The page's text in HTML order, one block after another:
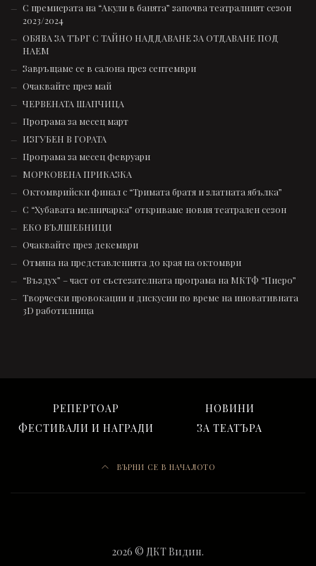
С премиерата на “Акули в банята” започва театралният сезон
2023/2024
ОБЯВА ЗА ТЪРГ С ТАЙНО НАДДАВАНЕ ЗА ОТДАВАНЕ ПОД
НАЕМ
Завръщаме се в салона през септември
Очаквайте през май
ЧЕРВЕНАТА ШАПЧИЦА
Програма за месец март
ИЗГУБЕН В ГОРАТА
Програма за месец февруари
МОРКОВЕНА ПРИКАЗКА
Октомврийски финал с “Тримата братя и златната ябълка”
С “Хубавата мелничарка” откриваме новия театрален сезон
ЕКО ВЪЛШЕБНИЦИ
Очаквайте през декември
Отмяна на представленията до края на октомври
“Въздух” – част от състезателната програмa на МКТФ “Пиеро”
Творчески провокации и дискусии по време на иновативната
3D работилница
РЕПЕРТОАР
НОВИНИ
ФЕСТИВАЛИ И НАГРАДИ
ЗА ТЕАТЪРА
ВЪРНИ СЕ В НАЧАЛОТО
2026 © ДКТ Видин.